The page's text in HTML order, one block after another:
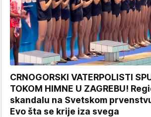
CRNOGORSKI VATERPOLISTI
TOKOM HIMNE U ZAGREBU!
skandalu na Svetskom
Evo šta se krije iza svega